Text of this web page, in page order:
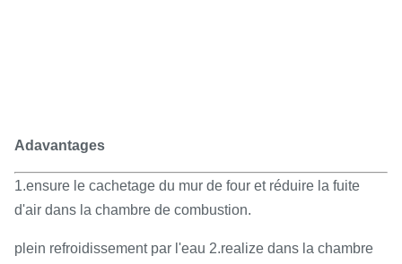
Adavantages
1.ensure le cachetage du mur de four et réduire la fuite
d'air dans la chambre de combustion.
plein refroidissement par l'eau 2.realize dans la chambre